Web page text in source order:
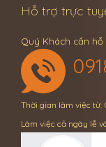
Hỗ trợ trực
Quý Khách cần
Thời gian làm việc
Làm việc cả ngày lễ